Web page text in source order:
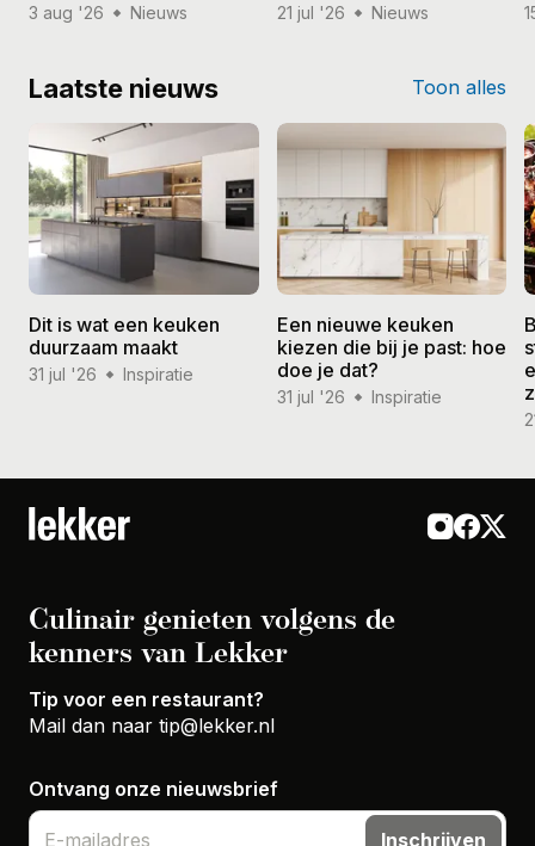
3 aug '26 Nieuws 21 jul '26 Nieuws
Laatste nieuws Toon alles
Dit is wat een keuken
duurzaam maakt
31 jul '26 Inspiratie
Een nieuwe keuken
kiezen die bij je past: hoe
doe je dat?
31 jul '26 Inspiratie
Culinair genieten volgens de
kenners van Lekker
Tip voor een restaurant?
Mail dan naar tip@lekker.nl
Ontvang onze nieuwsbrief
Inschrijven